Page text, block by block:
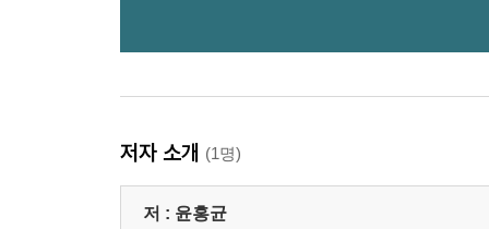
저자 소개 (1명)
저 : 윤홍균